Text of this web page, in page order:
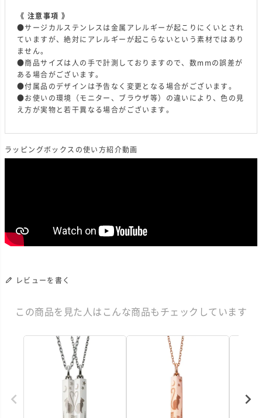
《 注意事項 》
●サージカルステンレスは金属アレルギーが起こりにくいとされ
ていますが、絶対にアレルギーが起こらないという素材ではあり
ません。
●商品サイズは人の手で計測しておりますので、数mmの誤差が
ある場合がございます。
●付属品のデザインは予告なく変更となる場合がございます。
●お使いの環境（モニター、ブラウザ等）の違いにより、色の見
え方が実物と若干異なる場合がございます。
ラッピングボックスの使い方紹介動画
レビューを書く
この商品を見た人はこんな商品もチェックしています